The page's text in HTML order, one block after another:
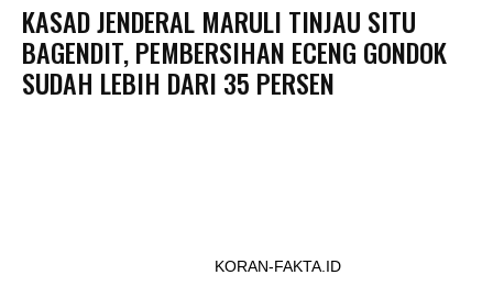
KASAD JENDERAL MARULI TINJAU SITU
BAGENDIT, PEMBERSIHAN ECENG GONDOK
SUDAH LEBIH DARI 35 PERSEN
KORAN-FAKTA.ID